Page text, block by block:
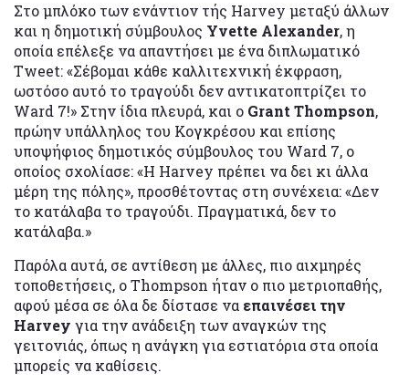
Στο μπλόκο των ενάντιoν τής Harvey μεταξύ άλλων
και η δημοτική σύμβουλος Yvette Alexander, η
οποία επέλεξε να απαντήσει με ένα διπλωματικό
Tweet: «Σέβομαι κάθε καλλιτεχνική έκφραση,
ωστόσο αυτό το τραγούδι δεν αντικατοπτρίζει το
Ward 7!» Στην ίδια πλευρά, και ο Grant Thompson,
πρώην υπάλληλος του Κογκρέσου και επίσης
υποψήφιος δημοτικός σύμβουλος του Ward 7, ο
οποίος σχολίασε: «Η Harvey πρέπει να δει κι άλλα
μέρη της πόλης», προσθέτοντας στη συνέχεια: «Δεν
το κατάλαβα το τραγούδι. Πραγματικά, δεν το
κατάλαβα.»
Παρόλα αυτά, σε αντίθεση με άλλες, πιο αιχμηρές
τοποθετήσεις, ο Thompson ήταν ο πιο μετριοπαθής,
αφού μέσα σε όλα δε δίστασε να επαινέσει την
Harvey για την ανάδειξη των αναγκών της
γειτονιάς, όπως η ανάγκη για εστιατόρια στα οποία
μπορείς να καθίσεις.